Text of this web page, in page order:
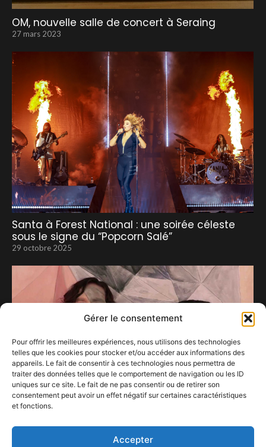
Gérer le consentement
Pour offrir les meilleures expériences, nous utilisons des technologies
telles que les cookies pour stocker et/ou accéder aux informations des
appareils. Le fait de consentir à ces technologies nous permettra de
traiter des données telles que le comportement de navigation ou les ID
uniques sur ce site. Le fait de ne pas consentir ou de retirer son
consentement peut avoir un effet négatif sur certaines caractéristiques
et fonctions.
Accepter
OM, nouvelle salle de concert à Seraing
27 mars 2023
Santa à Forest National : une soirée céleste
sous le signe du “Popcorn Salé”
29 octobre 2025
10 janvier 2021